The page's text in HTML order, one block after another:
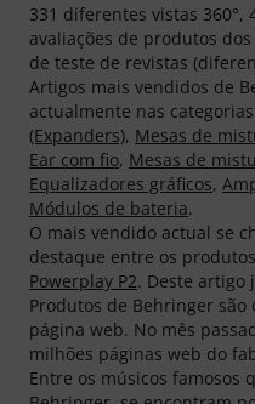
331 diferentes vistas 360°,
avaliações de produtos
de teste de revistas
Artigos mais vendidos de
actualmente nas
(Expanders), Mesas de
Ear com fio, Mesas de
Equalizadores gráficos,
Módulos de bateria.
O mais vendido actual se
destaque entre os
Powerplay P2. Deste artigo
Produtos de Behringer são
página web. No mês
milhões páginas web do
Entre os músicos famosos